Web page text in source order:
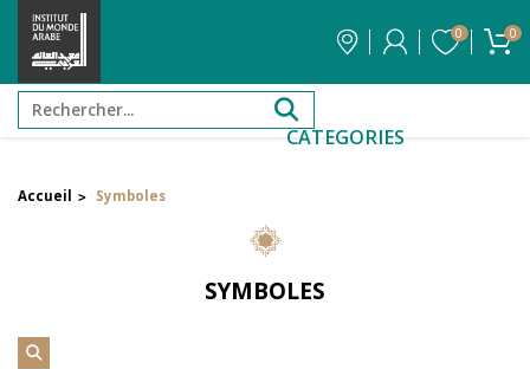
0 0
CATEGORIES
Filtrer par attribut
Accueil > Symboles
SYMBOLES